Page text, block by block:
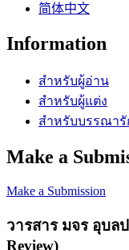
简体中文
Information
สำหรับผู้อ่าน
สำหรับผู้แต่ง
สำหรับบรรณา
Make a
Make a Submission
วารสาร มจร อุบล
Review)